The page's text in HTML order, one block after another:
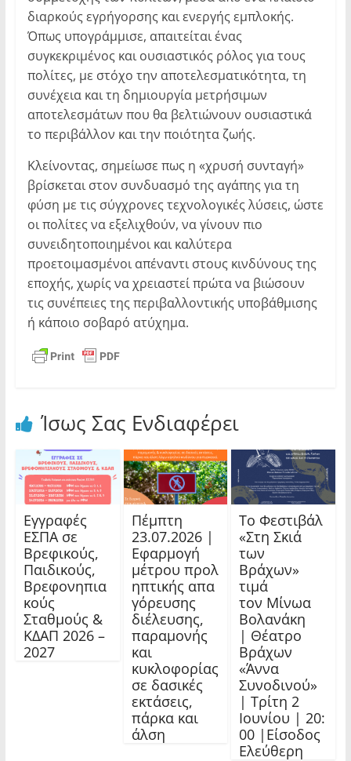
διαρκούς εγρήγορσης και ενεργής εμπλοκής.
Όπως υπογράμμισε, απαιτείται ένας
συγκεκριμένος και ουσιαστικός ρόλος για τους
πολίτες, με στόχο την αποτελεσματικότητα, τη
συνέχεια και τη δημιουργία μετρήσιμων
αποτελεσμάτων που θα βελτιώνουν ουσιαστικά
το περιβάλλον και την ποιότητα ζωής.
Κλείνοντας, σημείωσε πως η «χρυσή συνταγή»
βρίσκεται στον συνδυασμό της αγάπης για τη
φύση με τις σύγχρονες τεχνολογικές λύσεις, ώστε
οι πολίτες να εξελιχθούν, να γίνουν πιο
συνειδητοποιημένοι και καλύτερα
προετοιμασμένοι απέναντι στους κινδύνους της
εποχής, χωρίς να χρειαστεί πρώτα να βιώσουν
τις συνέπειες της περιβαλλοντικής υποβάθμισης
ή κάποιο σοβαρό ατύχημα.
Ίσως Σας Ενδιαφέρει
Εγγραφές
ΕΣΠΑ σε
Βρεφικούς,
Παιδικούς,
Βρεφονηπια
κούς
Σταθμούς &
ΚΔΑΠ 2026 –
2027
Πέμπτη
23.07.2026 |
Εφαρμογή
μέτρου προλ
ηπτικής απα
γόρευσης
διέλευσης,
παραμονής
και
κυκλοφορίας
σε δασικές
εκτάσεις,
πάρκα και
άλση
Το Φεστιβάλ
«Στη Σκιά
των
Βράχων»
τιμά
τον Μίνωα
Βολανάκη
| Θέατρο
Βράχων
«Άννα
Συνοδινού»
| Τρίτη 2
Ιουνίου | 20:
00 |Είσοδος
Ελεύθερη